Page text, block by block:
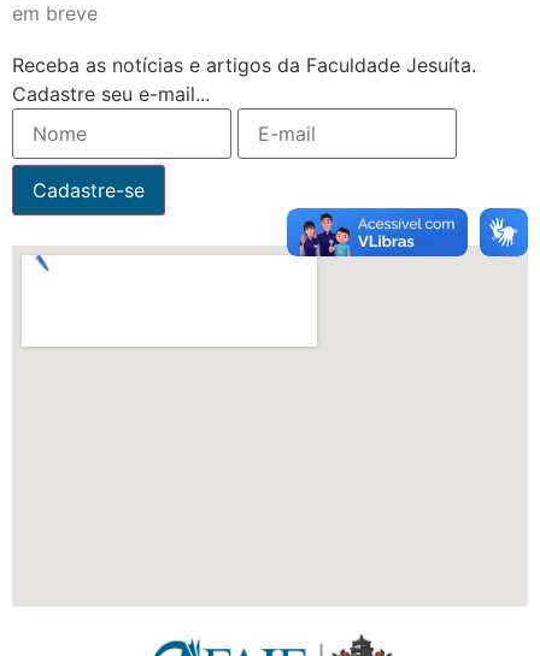
em breve
Receba as notícias e artigos da Faculdade Jesuíta.
Cadastre seu e-mail...